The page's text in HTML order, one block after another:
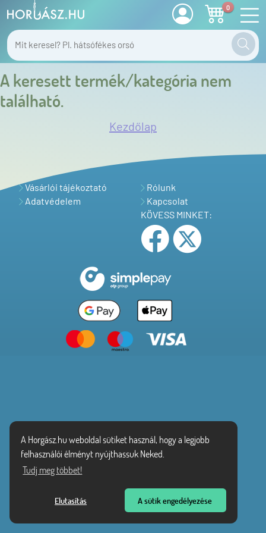
A Horgász.hu weboldal sütiket használ, hogy a legjobb
felhasználói élményt nyújthassuk Neked.
Tudj meg többet!
Elutasítás A sütik engedélyezése
0
A keresett termék/kategória nem
található.
Kezdőlap
Vásárlói tájékoztató
Adatvédelem
Rólunk
Kapcsolat
KÖVESS MINKET: